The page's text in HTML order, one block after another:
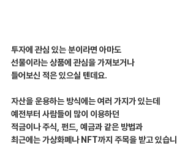
투자에 관심 있는 분이라면 아마도
선물이라는 상품에 관심을 가져보거나
들어보신 적은 있으실 텐데요.
자산을 운용하는 방식에는 여러 가지가 있는데
예전부터 사람들이 많이 이용하던
적금이나 주식, 펀드, 예금과 같은 방법과
최근에는 가상화폐나 NFT까지 주목을 받고 있습니